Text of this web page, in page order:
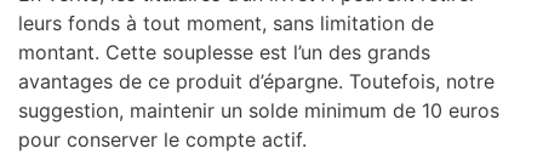
leurs fonds à tout moment, sans limitation de
montant. Cette souplesse est l’un des grands
avantages de ce produit d’épargne. Toutefois, notre
suggestion, maintenir un solde minimum de 10 euros
pour conserver le compte actif.